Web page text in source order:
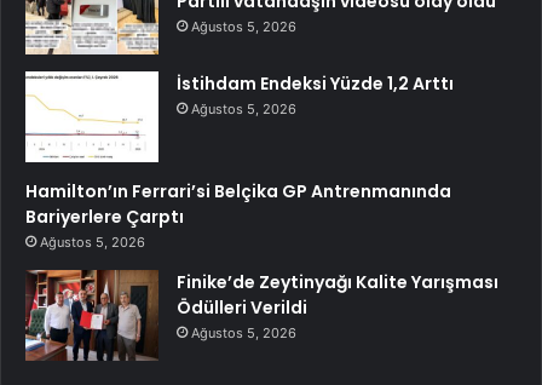
Ağustos 5, 2026
İstihdam Endeksi Yüzde 1,2 Arttı
Ağustos 5, 2026
Hamilton’ın Ferrari’si Belçika GP Antrenmanında
Bariyerlere Çarptı
Ağustos 5, 2026
Finike’de Zeytinyağı Kalite Yarışması
Ödülleri Verildi
Ağustos 5, 2026